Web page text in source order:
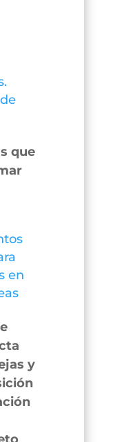
que
en
y